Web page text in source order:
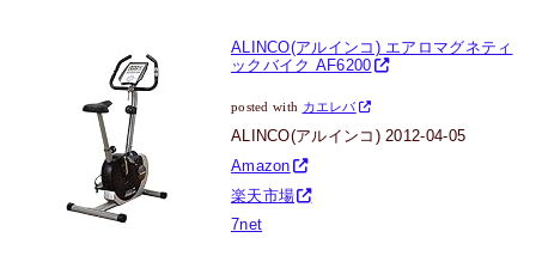
ALINCO(アルインコ) エアロマグネティ
ックバイク AF6200
posted with カエレバ
ALINCO(アルインコ) 2012-04-05
Amazon
楽天市場
7net